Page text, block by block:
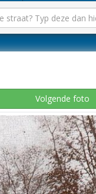
Volgende foto